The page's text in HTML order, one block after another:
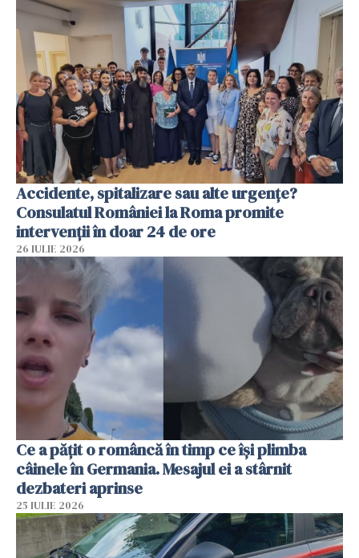
Accidente, spitalizare sau alte urgențe?
Consulatul României la Roma promite
intervenții în doar 24 de ore
26 IULIE 2026
Ce a pățit o româncă în timp ce își plimba
câinele în Germania. Mesajul ei a stârnit
dezbateri aprinse
25 IULIE 2026